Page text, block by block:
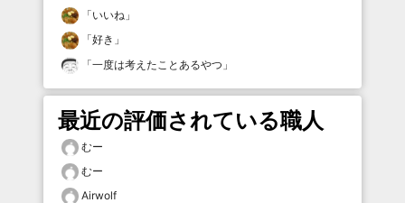
「いいね 」
「好き 」
「一度は考えたことあるやつ 」
最近の評価されている職人
むー
むー
Airwolf